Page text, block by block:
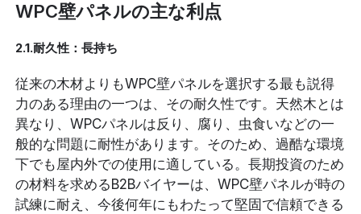
WPC壁パネルの主な利点
2.1.耐久性：長持ち
従来の木材よりもWPC壁パネルを選択する最も説得
力のある理由の一つは、その耐久性です。天然木とは
異なり、WPCパネルは反り、腐り、虫食いなどの一
般的な問題に耐性があります。そのため、過酷な環境
下でも屋内外での使用に適している。長期投資のため
の材料を求めるB2Bバイヤーは、WPC壁パネルが時の
試練に耐え、今後何年にもわたって堅固で信頼できる